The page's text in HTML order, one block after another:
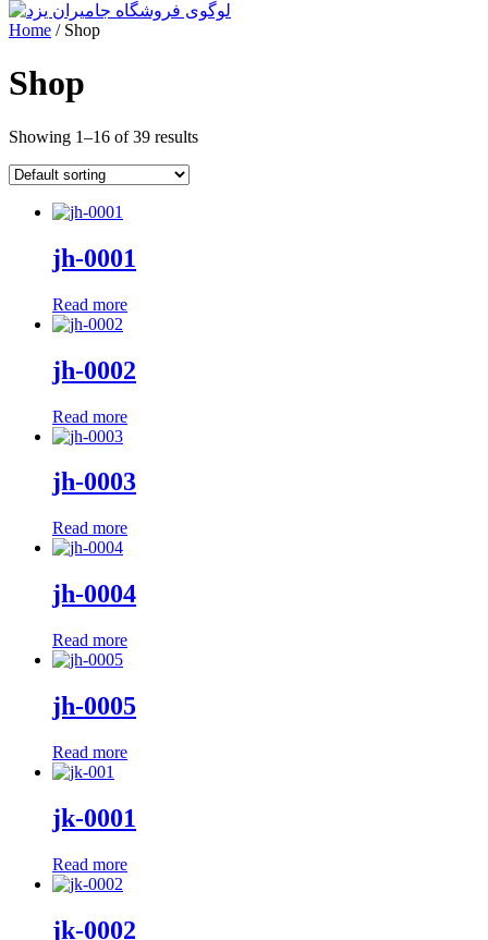
Home / Shop
Shop
Showing 1–16 of 39 results
jh-0001
Read more
jh-0002
Read more
jh-0003
Read more
jh-0004
Read more
jh-0005
Read more
jk-0001
Read more
jk-0002